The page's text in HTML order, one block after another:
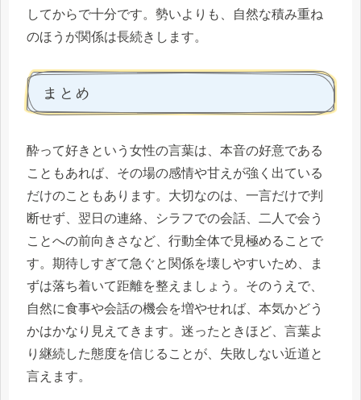
してからで十分です。勢いよりも、自然な積み重ね
のほうが関係は長続きします。
まとめ
酔って好きという女性の言葉は、本音の好意である
こともあれば、その場の感情や甘えが強く出ている
だけのこともあります。大切なのは、一言だけで判
断せず、翌日の連絡、シラフでの会話、二人で会う
ことへの前向きさなど、行動全体で見極めることで
す。期待しすぎて急ぐと関係を壊しやすいため、ま
ずは落ち着いて距離を整えましょう。そのうえで、
自然に食事や会話の機会を増やせれば、本気かどう
かはかなり見えてきます。迷ったときほど、言葉よ
り継続した態度を信じることが、失敗しない近道と
言えます。